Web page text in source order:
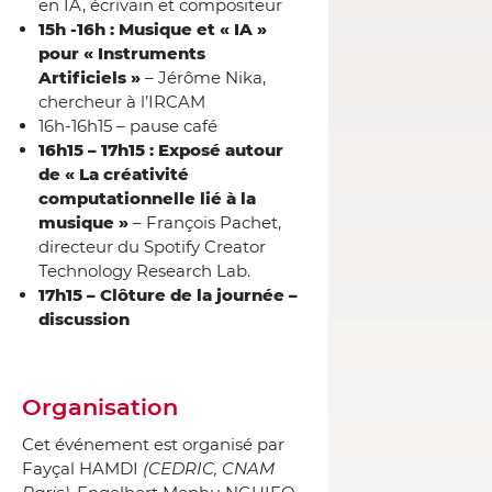
en IA, écrivain et compositeur
15h -16h : Musique et « IA »
pour « Instruments
Artificiels » – Jérôme Nika,
chercheur à l’IRCAM
16h-16h15 – pause café
16h15 – 17h15 : Exposé autour
de « La créativité
computationnelle lié à la
musique » – François Pachet,
directeur du Spotify Creator
Technology Research Lab.
17h15 – Clôture de la journée –
discussion
Organisation
Cet événement est organisé par
Fayçal HAMDI (CEDRIC, CNAM